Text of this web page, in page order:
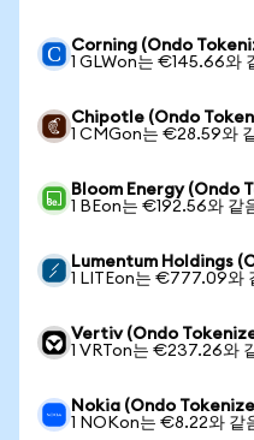
Corning (Ondo
1 GLWon는 €145.66와
Chipotle (Ondo
1 CMGon는 €28.59와
Bloom Energy (Ondo
1 BEon는 €192.56와 같
Lumentum Holdings
1 LITEon는 €777.09와
Vertiv (Ondo
1 VRTon는 €237.26와
Nokia (Ondo
1 NOKon는 €8.22와 같